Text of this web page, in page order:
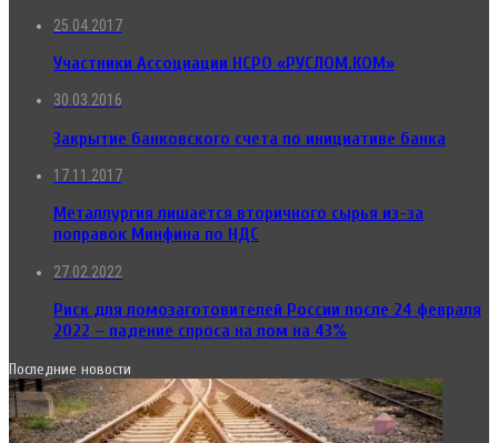
25.04.2017
Участники Ассоциации НСРО «РУСЛОМ.КОМ»
30.03.2016
Закрытие банковского счета по инициативе банка
17.11.2017
Металлургия лишается вторичного сырья из-за
поправок Минфина по НДС
27.02.2022
Риск для ломозаготовителей России после 24 февраля
2022 – падение спроса на лом на 43%
Последние новости